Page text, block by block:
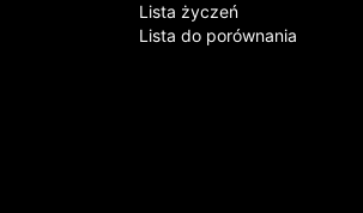
Lista życzeń
Lista do porównania